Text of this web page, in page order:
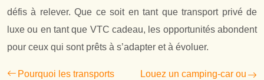
défis à relever. Que ce soit en tant que transport privé de
luxe ou en tant que VTC cadeau, les opportunités abondent
pour ceux qui sont prêts à s’adapter et à évoluer.
Pourquoi les transports
Louez un camping-car ou